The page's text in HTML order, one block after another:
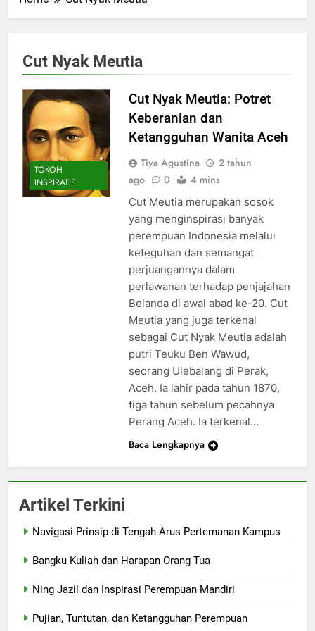
Cut Nyak Meutia
TOKOH
INSPIRATIF
Cut Nyak Meutia: Potret
Keberanian dan
Ketangguhan Wanita Aceh
Tiya Agustina
2 tahun
ago
0 4 mins
Cut Meutia merupakan sosok
yang menginspirasi banyak
perempuan Indonesia melalui
keteguhan dan semangat
perjuangannya dalam
perlawanan terhadap penjajahan
Belanda di awal abad ke-20. Cut
Meutia yang juga terkenal
sebagai Cut Nyak Meutia adalah
putri Teuku Ben Wawud,
seorang Ulebalang di Perak,
Aceh. Ia lahir pada tahun 1870,
tiga tahun sebelum pecahnya
Perang Aceh. Ia terkenal…
Baca Lengkapnya
Artikel Terkini
Navigasi Prinsip di Tengah Arus Pertemanan Kampus
Bangku Kuliah dan Harapan Orang Tua
Ning Jazil dan Inspirasi Perempuan Mandiri
Pujian, Tuntutan, dan Ketangguhan Perempuan